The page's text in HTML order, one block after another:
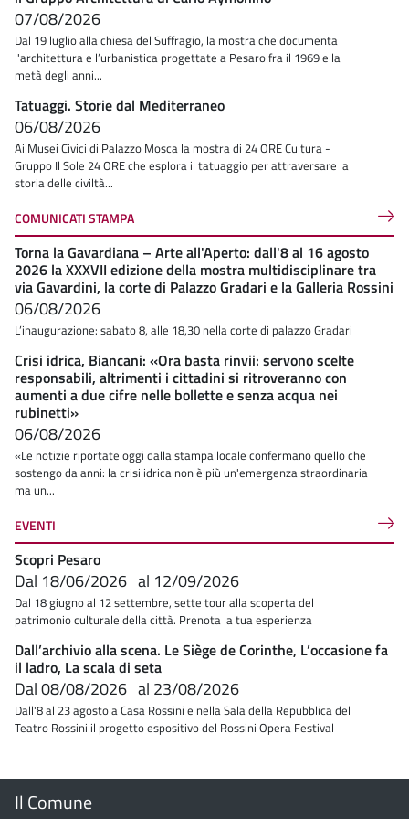
07/08/2026
Dal 19 luglio alla chiesa del Suffragio, la mostra che documenta
l'architettura e l’urbanistica progettate a Pesaro fra il 1969 e la
metà degli anni...
Tatuaggi. Storie dal Mediterraneo
06/08/2026
Ai Musei Civici di Palazzo Mosca la mostra di 24 ORE Cultura -
Gruppo Il Sole 24 ORE che esplora il tatuaggio per attraversare la
storia delle civiltà...
COMUNICATI STAMPA
Torna la Gavardiana – Arte all'Aperto: dall'8 al 16 agosto
2026 la XXXVII edizione della mostra multidisciplinare tra
via Gavardini, la corte di Palazzo Gradari e la Galleria Rossini
06/08/2026
L’inaugurazione: sabato 8, alle 18,30 nella corte di palazzo Gradari
Crisi idrica, Biancani: «Ora basta rinvii: servono scelte
responsabili, altrimenti i cittadini si ritroveranno con
aumenti a due cifre nelle bollette e senza acqua nei
rubinetti»
06/08/2026
«Le notizie riportate oggi dalla stampa locale confermano quello che
sostengo da anni: la crisi idrica non è più un'emergenza straordinaria
ma un...
EVENTI
Scopri Pesaro
Dal 18/06/2026 al 12/09/2026
Dal 18 giugno al 12 settembre, sette tour alla scoperta del
patrimonio culturale della città. Prenota la tua esperienza
Dall’archivio alla scena. Le Siège de Corinthe, L’occasione fa
il ladro, La scala di seta
Dal08/08/2026 al 23/08/2026
Dall'8 al 23 agosto a Casa Rossini e nella Sala della Repubblica del
Teatro Rossini il progetto espositivo del Rossini Opera Festival
Menu
Il Comune